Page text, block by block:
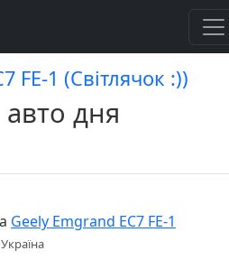
FE-1 (Світлячок :))
дня
Geely Emgrand EC7 FE-1